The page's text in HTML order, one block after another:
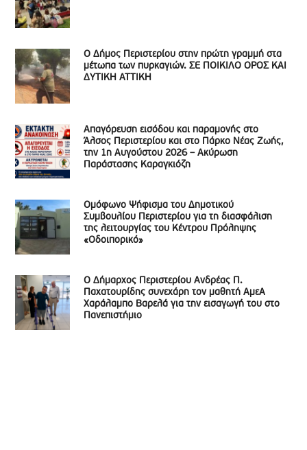
Ο Δήμος Περιστερίου στην πρώτη γραμμή στα
μέτωπα των πυρκαγιών. ΣΕ ΠΟΙΚΙΛΟ ΟΡΟΣ ΚΑΙ
ΔΥΤΙΚΗ ΑΤΤΙΚΗ
Απαγόρευση εισόδου και παραμονής στο
Άλσος Περιστερίου και στο Πάρκο Νέας Ζωής,
την 1η Αυγούστου 2026 – Ακύρωση
Παράστασης Καραγκιόζη
Ομόφωνο Ψήφισμα του Δημοτικού
Συμβουλίου Περιστερίου για τη διασφάλιση
της λειτουργίας του Κέντρου Πρόληψης
«Οδοιπορικό»
Ο Δήμαρχος Περιστερίου Ανδρέας Π.
Παχατουρίδης συνεχάρη τον μαθητή ΑμεΑ
Χαράλαμπο Βαρελά για την εισαγωγή του στο
Πανεπιστήμιο